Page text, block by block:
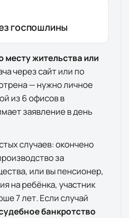
госпошлины
месту жительства или
через сайт или по
— нужно личное
из 6офисовв
заявление в день
случаев: окончено
за
или вы пенсионер,
на ребёнка, участник
7 лет. Если случай
банкротство